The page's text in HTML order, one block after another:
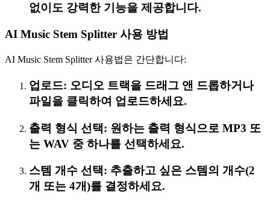
없이도 강력한 기능을 제공합니다.
AI Music Stem Splitter 사용 방법
AI Music Stem Splitter 사용법은 간단합니다:
업로드: 오디오 트랙을 드래그 앤 드롭하거나
파일을 클릭하여 업로드하세요.
출력 형식 선택: 원하는 출력 형식으로 MP3 또
는 WAV 중 하나를 선택하세요.
스템 개수 선택: 추출하고 싶은 스템의 개수(2
개 또는 4개)를 결정하세요.